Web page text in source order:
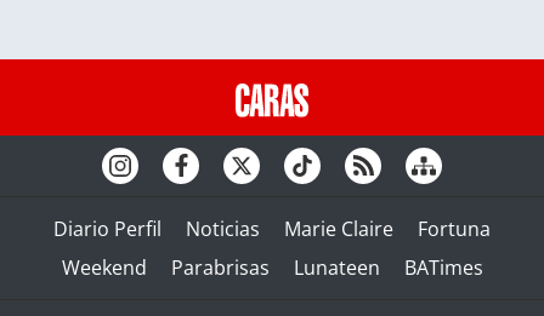
Diario Perfil Noticias Marie Claire
Fortuna
Weekend
Parabrisas Lunateen BATimes